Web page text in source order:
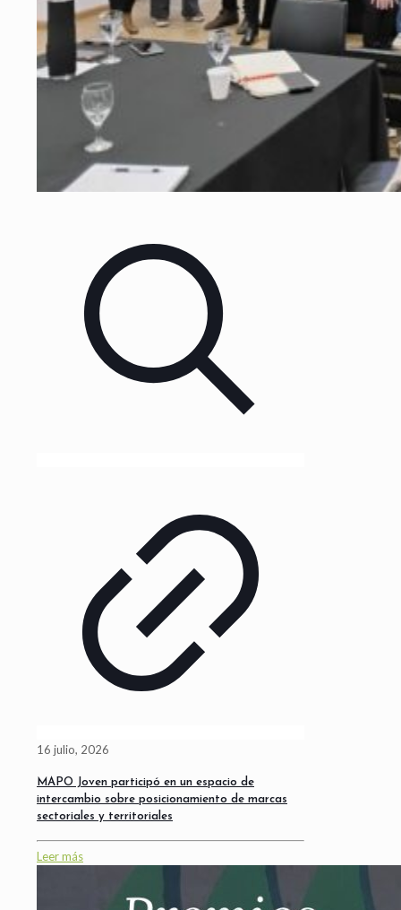
16 julio, 2026
MAPO Joven participó en un espacio de
intercambio sobre posicionamiento de marcas
sectoriales y territoriales
Leer más